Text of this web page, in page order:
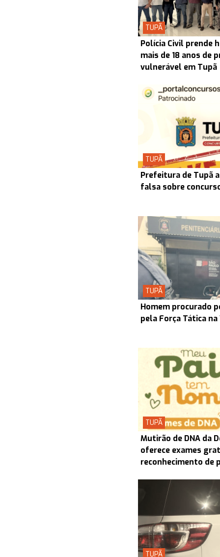
TUPÃ
Polícia Civil prende
mais de 18 anos de
vulnerável em Tupã
TUPÃ
Prefeitura de Tupã
falsa sobre
TUPÃ
Homem procurado
pela Força Tática
TUPÃ
Mutirão de DNA da
oferece exames
reconhecimento de
TUPÃ